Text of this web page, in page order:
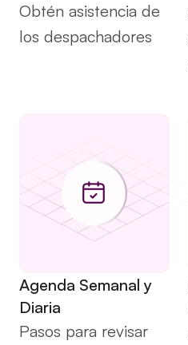
Obtén asistencia de
los despachadores
Agenda Semanal y
Diaria
Pasos para revisar